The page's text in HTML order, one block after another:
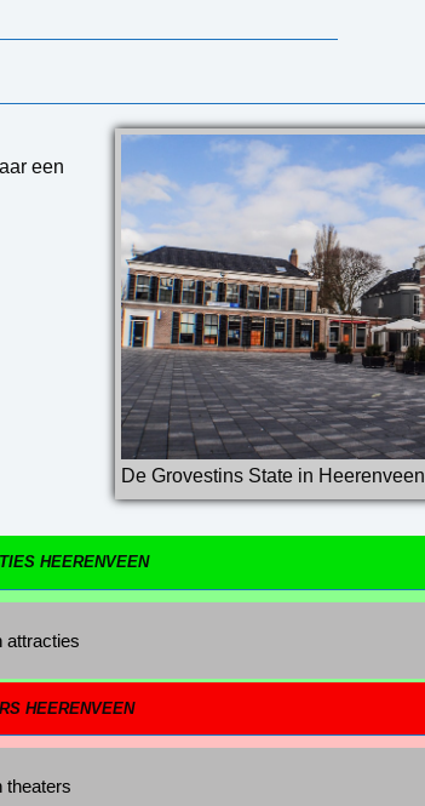
De Grovestins State in Heerenveen
een
HEERENVEEN
attracties
HEERENVEEN
theaters